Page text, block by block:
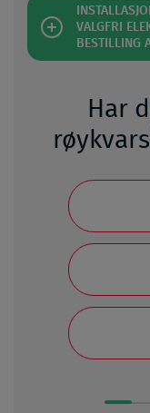
VALGFRI
BESTILLING
Har